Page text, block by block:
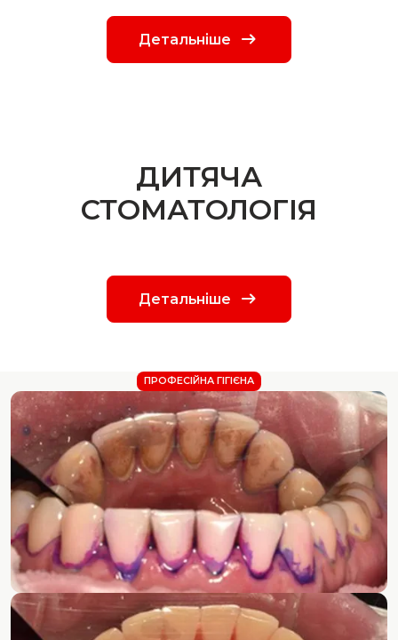
Детальніше
ДИТЯЧА
СТОМАТОЛОГІЯ
Детальніше
ПРОФЕСІЙНА ГІГІЄНА
ДО